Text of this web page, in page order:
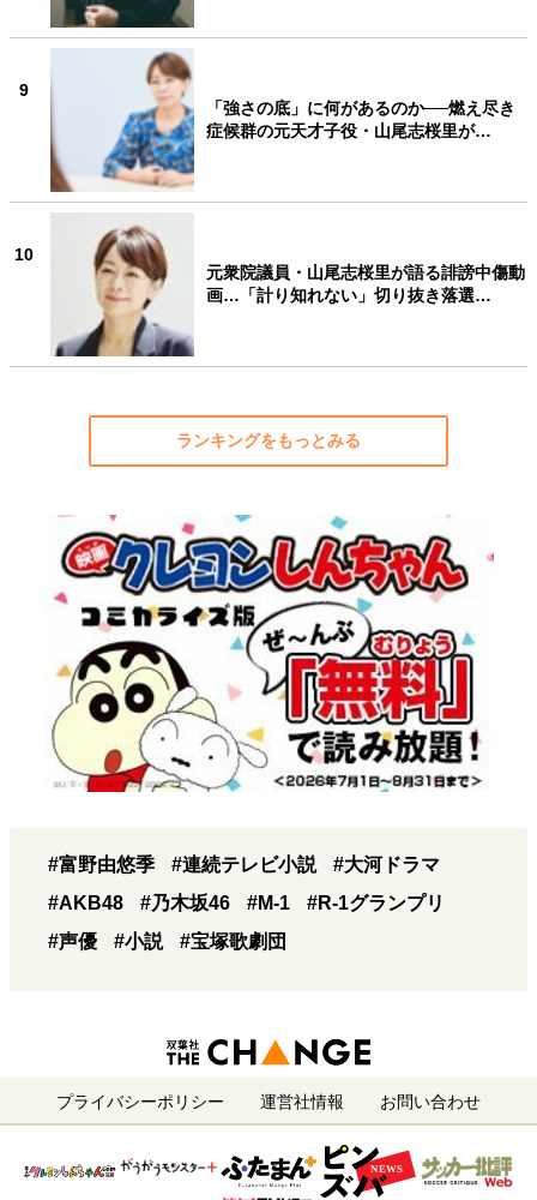
9
「強さの底」に何があるのか──燃え尽き
症候群の元天才子役・山尾志桜里が…
10
元衆院議員・山尾志桜里が語る誹謗中傷動
画…「計り知れない」切り抜き落選…
ランキングをもっとみる
#富野由悠季 #連続テレビ小説
#大河ドラマ
#AKB48
#乃木坂46 #M-1
#R-1グランプリ
#声優
#小説 #宝塚歌劇団
プライバシーポリシー 運営社情報 お問い合わせ